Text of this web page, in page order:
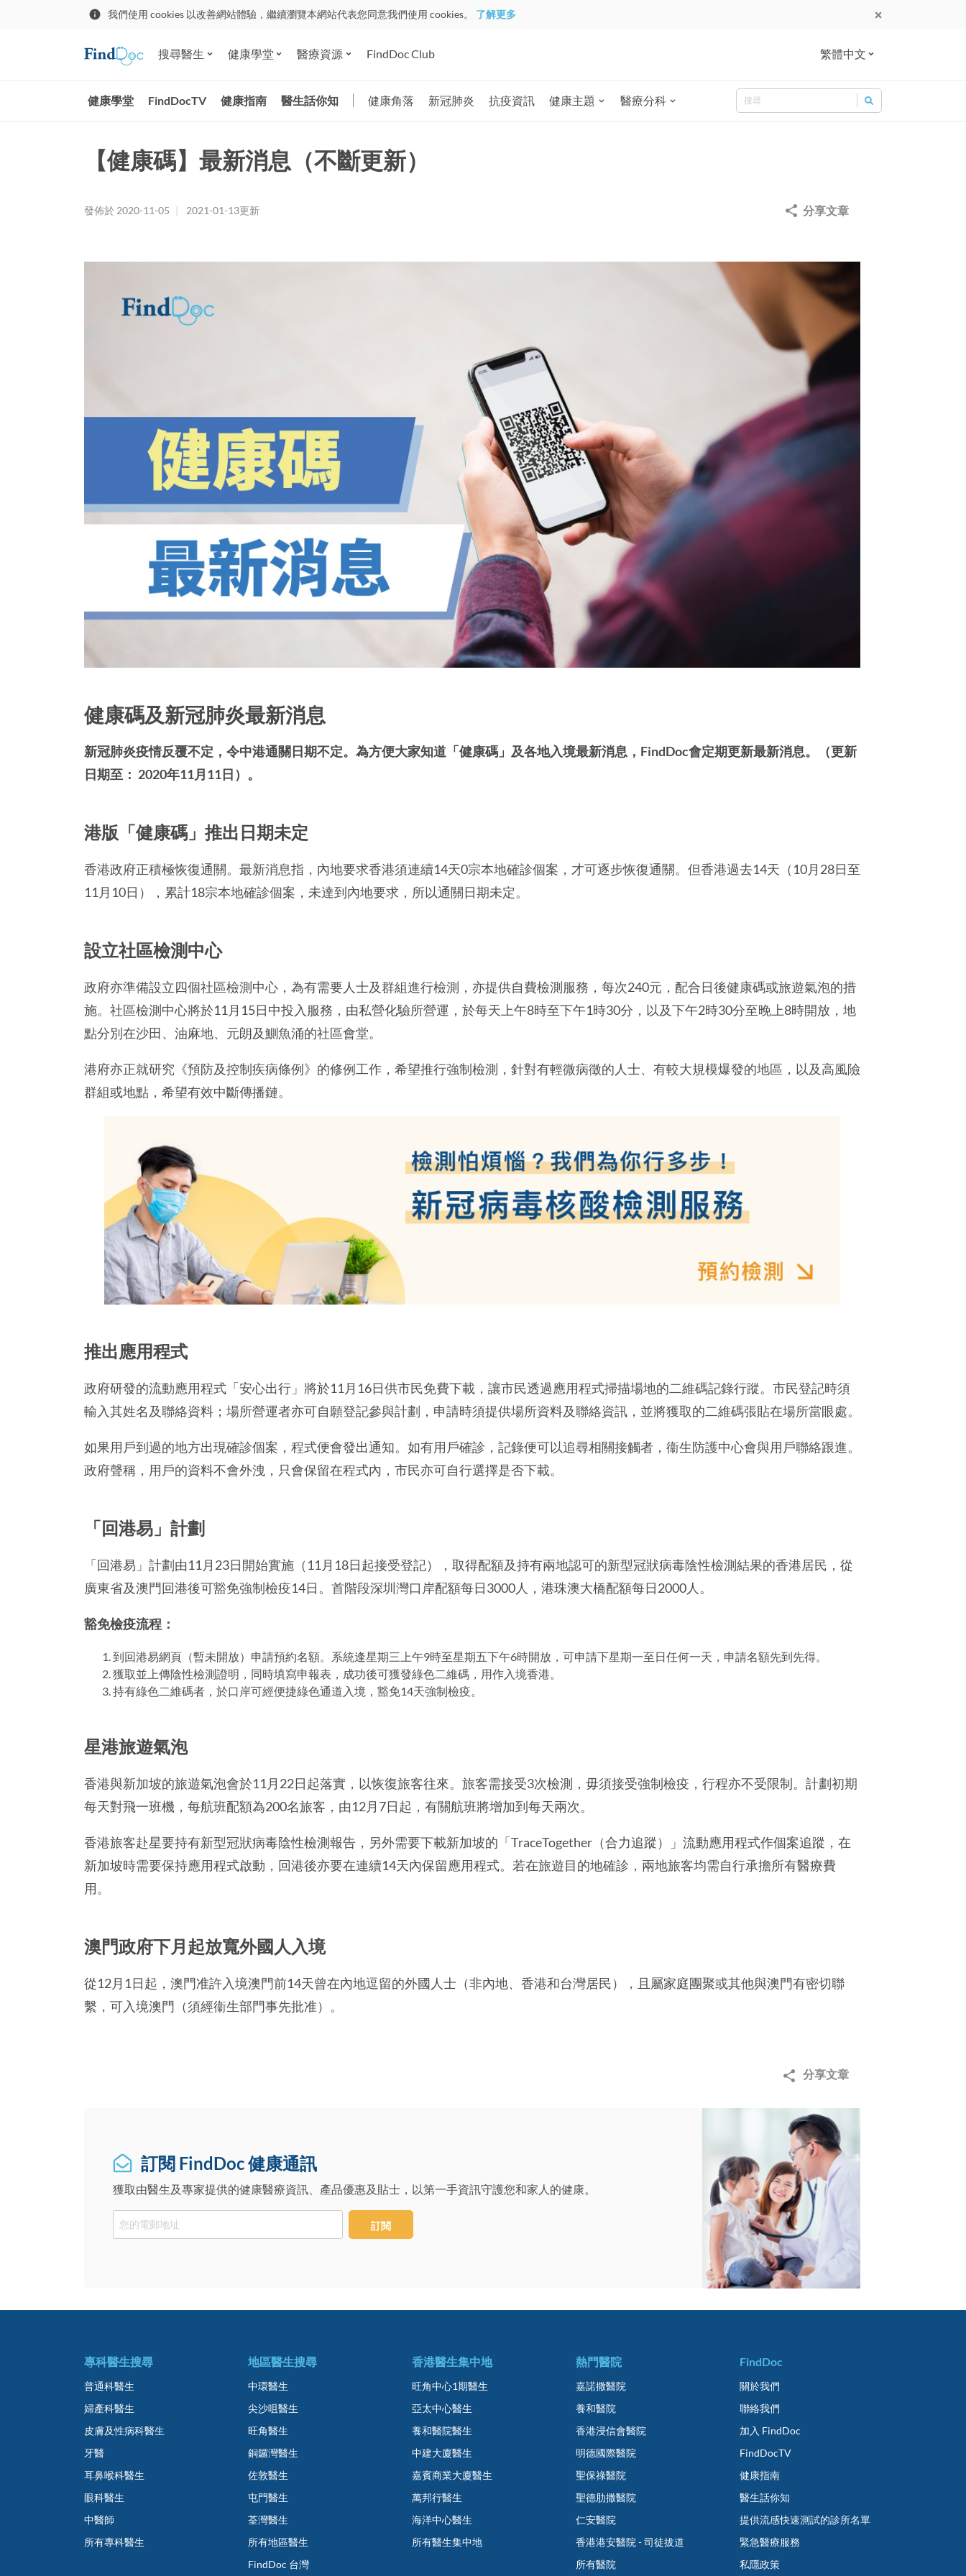
我們使用 cookies 以改善網站體驗，繼續瀏覽本網站代表您同意我們使用 cookies。 了解更多
搜尋醫生 健康學堂 醫療資源 FindDoc Club 繁體中文
健康學堂 FindDocTV 健康指南 醫生話你知 健康角落 新冠肺炎 抗疫資訊 健康主題 醫療分科
Search for:
Search
【健康碼】最新消息（不斷更新）
發佈於 2020-11-05 | 2021-01-13更新 分享文章
健康碼及新冠肺炎最新消息
新冠肺炎疫情反覆不定，令中港通關日期不定。為方便大家知道「健康碼」及各地入境最新消息，FindDoc會定期更新最新消息。（更新
日期至： 2020年11月11日）。
港版「健康碼」推出日期未定
香港政府正積極恢復通關。最新消息指，內地要求香港須連續14天0宗本地確診個案，才可逐步恢復通關。但香港過去14天（10月28日至
11月10日），累計18宗本地確診個案，未達到內地要求，所以通關日期未定。
設立社區檢測中心
政府亦準備設立四個社區檢測中心，為有需要人士及群組進行檢測，亦提供自費檢測服務，每次240元，配合日後健康碼或旅遊氣泡的措
施。社區檢測中心將於11月15日中投入服務，由私營化驗所營運，於每天上午8時至下午1時30分，以及下午2時30分至晚上8時開放，地
點分別在沙田、油麻地、元朗及鰂魚涌的社區會堂。
港府亦正就研究《預防及控制疾病條例》的修例工作，希望推行強制檢測，針對有輕微病徵的人士、有較大規模爆發的地區，以及高風險
群組或地點，希望有效中斷傳播鏈。
推出應用程式
政府研發的流動應用程式「安心出行」將於11月16日供市民免費下載，讓市民透過應用程式掃描場地的二維碼記錄行蹤。市民登記時須
輸入其姓名及聯絡資料；場所營運者亦可自願登記參與計劃，申請時須提供場所資料及聯絡資訊，並將獲取的二維碼張貼在場所當眼處。
如果用戶到過的地方出現確診個案，程式便會發出通知。如有用戶確診，記錄便可以追尋相關接觸者，衞生防護中心會與用戶聯絡跟進。
政府聲稱，用戶的資料不會外洩，只會保留在程式內，市民亦可自行選擇是否下載。
「回港易」計劃
「回港易」計劃由11月23日開始實施（11月18日起接受登記），取得配額及持有兩地認可的新型冠狀病毒陰性檢測結果的香港居民，從
廣東省及澳門回港後可豁免強制檢疫14日。首階段深圳灣口岸配額每日3000人，港珠澳大橋配額每日2000人。
豁免檢疫流程：
到回港易網頁（暫未開放）申請預約名額。系統逢星期三上午9時至星期五下午6時開放，可申請下星期一至日任何一天，申請名額先到先得。
獲取並上傳陰性檢測證明，同時填寫申報表，成功後可獲發綠色二維碼，用作入境香港。
持有綠色二維碼者，於口岸可經便捷綠色通道入境，豁免14天強制檢疫。
星港旅遊氣泡
香港與新加坡的旅遊氣泡會於11月22日起落實，以恢復旅客往來。旅客需接受3次檢測，毋須接受強制檢疫，行程亦不受限制。計劃初期
每天對飛一班機，每航班配額為200名旅客，由12月7日起，有關航班將增加到每天兩次。
香港旅客赴星要持有新型冠狀病毒陰性檢測報告，另外需要下載新加坡的「TraceTogether（合力追蹤）」流動應用程式作個案追蹤，在
新加坡時需要保持應用程式啟動，回港後亦要在連續14天內保留應用程式。若在旅遊目的地確診，兩地旅客均需自行承擔所有醫療費
用。
澳門政府下月起放寬外國人入境
從12月1日起，澳門准許入境澳門前14天曾在內地逗留的外國人士（非內地、香港和台灣居民），且屬家庭團聚或其他與澳門有密切聯
繫，可入境澳門（須經衞生部門事先批准）。
分享文章
訂閱 FindDoc 健康通訊
獲取由醫生及專家提供的健康醫療資訊、產品優惠及貼士，以第一手資訊守護您和家人的健康。
Email
訂閱
專科醫生搜尋
普通科醫生
婦產科醫生
皮膚及性病科醫生
牙醫
耳鼻喉科醫生
眼科醫生
中醫師
所有專科醫生
地區醫生搜尋
中環醫生
尖沙咀醫生
旺角醫生
銅鑼灣醫生
佐敦醫生
屯門醫生
荃灣醫生
所有地區醫生
FindDoc 台灣
香港醫生集中地
旺角中心1期醫生
亞太中心醫生
養和醫院醫生
中建大廈醫生
嘉賓商業大廈醫生
萬邦行醫生
海洋中心醫生
所有醫生集中地
熱門醫院
嘉諾撒醫院
養和醫院
香港浸信會醫院
明德國際醫院
聖保祿醫院
聖德肋撒醫院
仁安醫院
香港港安醫院 - 司徒拔道
所有醫院
FindDoc
關於我們
聯絡我們
加入 FindDoc
FindDocTV
健康指南
醫生話你知
提供流感快速測試的診所名單
緊急醫療服務
私隱政策